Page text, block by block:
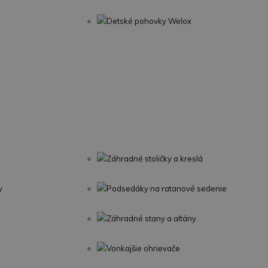
Detské pohovky Welox
Záhradné stoličky a kreslá
Podsedáky na ratanové sedenie
Záhradné stany a altány
Vonkajšie ohrievače